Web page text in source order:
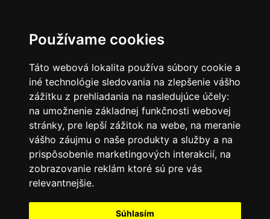
Používame cookies
Táto webová lokalita používa súbory cookie a
iné technológie sledovania na zlepšenie vášho
zážitku z prehliadania na nasledujúce účely:
na umožnenie základnej funkčnosti webovej
stránky, pre lepší zážitok na webe, na meranie
vášho záujmu o naše produkty a služby a na
prispôsobenie marketingových interakcií, na
zobrazovanie reklám ktoré sú pre vás
relevantnejšie.
Súhlasím